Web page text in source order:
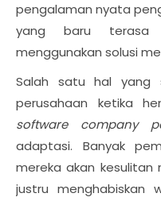
pengalaman nyata
yang baru terasa
menggunakan solusi
Salah satu hal yang
perusahaan ketika
software company
adaptasi. Banyak
mereka akan
justru menghabiskan